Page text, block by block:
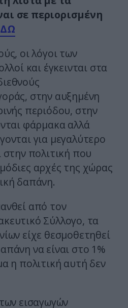
σε περιορισμένη
οι λόγοι των
και έγκεινται στα
στην αυξημένη
περιόδου, στην
φάρμακα αλλά
για μεγαλύτερο
πολιτική που
αρχές της χώρας
δαπάνη.
από τον
Σύλλογο, τα
είχε θεσμοθετηθεί
να είναι στο 1%
η πολιτική αυτή δεν
εισαγωγών